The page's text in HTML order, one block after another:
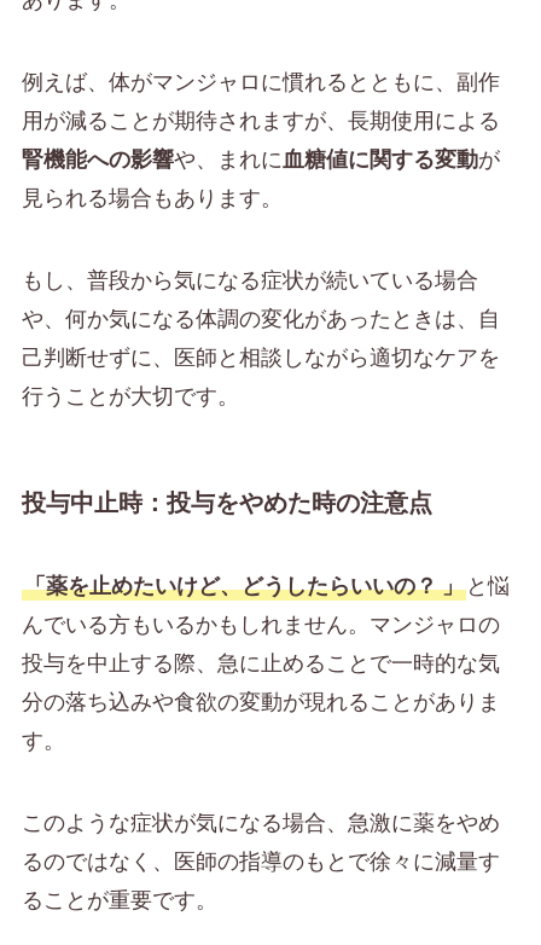
例えば、体がマンジャロに慣れるとともに、副作
用が減ることが期待されますが、長期使用による
腎機能への影響や、まれに血糖値に関する変動が
見られる場合もあります。
もし、普段から気になる症状が続いている場合
や、何か気になる体調の変化があったときは、自
己判断せずに、医師と相談しながら適切なケアを
行うことが大切です。
投与中止時：投与をやめた時の注意点
「薬を止めたいけど、どうしたらいいの？ 」と悩
んでいる方もいるかもしれません。マンジャロの
投与を中止する際、急に止めることで一時的な気
分の落ち込みや食欲の変動が現れることがありま
す。
このような症状が気になる場合、急激に薬をやめ
るのではなく、医師の指導のもとで徐々に減量す
ることが重要です。